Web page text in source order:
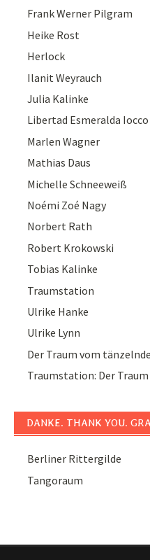
Frank Werner Pilgram
Heike Rost
Herlock
Ilanit Weyrauch
Julia Kalinke
Libertad Esmeralda Iocco
Marlen Wagner
Mathias Daus
Michelle Schneeweiß
Noémi Zoé Nagy
Norbert Rath
Robert Krokowski
Tobias Kalinke
Traumstation
Ulrike Hanke
Ulrike Lynn
Der Traum vom
Traumstation: Der
DANKE. THANK YOU.
Berliner Rittergilde
Tangoraum